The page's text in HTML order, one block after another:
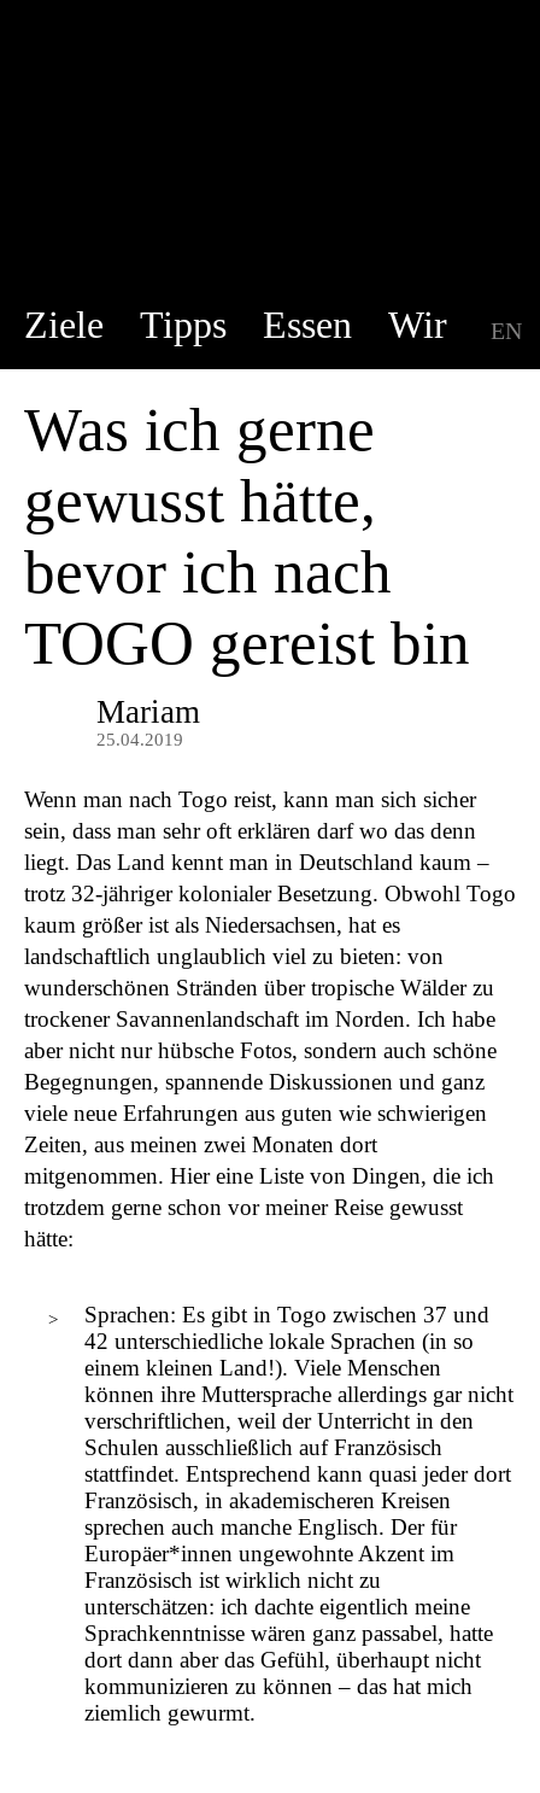
Ziele Tipps Essen Wir EN
Was ich gerne
gewusst hätte,
bevor ich nach
TOGO gereist bin
Mariam
25.04.2019
Wenn man nach Togo reist, kann man sich sicher
sein, dass man sehr oft erklären darf wo das denn
liegt. Das Land kennt man in Deutschland kaum –
trotz 32-jähriger kolonialer Besetzung. Obwohl Togo
kaum größer ist als Niedersachsen, hat es
landschaftlich unglaublich viel zu bieten: von
wunderschönen Stränden über tropische Wälder zu
trockener Savannenlandschaft im Norden. Ich habe
aber nicht nur hübsche Fotos, sondern auch schöne
Begegnungen, spannende Diskussionen und ganz
viele neue Erfahrungen aus guten wie schwierigen
Zeiten, aus meinen zwei Monaten dort
mitgenommen. Hier eine Liste von Dingen, die ich
trotzdem gerne schon vor meiner Reise gewusst
hätte:
Sprachen: Es gibt in Togo zwischen 37 und
42 unterschiedliche lokale Sprachen (in so
einem kleinen Land!). Viele Menschen
können ihre Muttersprache allerdings gar nicht
verschriftlichen, weil der Unterricht in den
Schulen ausschließlich auf Französisch
stattfindet. Entsprechend kann quasi jeder dort
Französisch, in akademischeren Kreisen
sprechen auch manche Englisch. Der für
Europäer*innen ungewohnte Akzent im
Französisch ist wirklich nicht zu
unterschätzen: ich dachte eigentlich meine
Sprachkenntnisse wären ganz passabel, hatte
dort dann aber das Gefühl, überhaupt nicht
kommunizieren zu können – das hat mich
ziemlich gewurmt.